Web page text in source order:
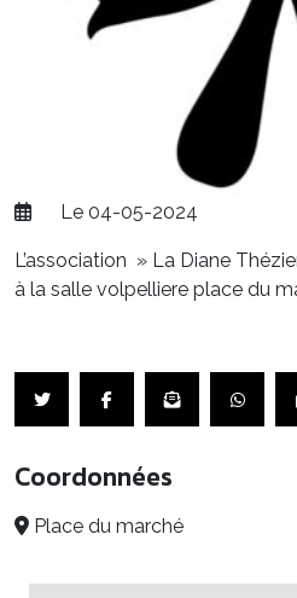
Le 04-05-2024
L’association » La Diane
à la salle volpelliere place du
Coordonnées
Place du marché